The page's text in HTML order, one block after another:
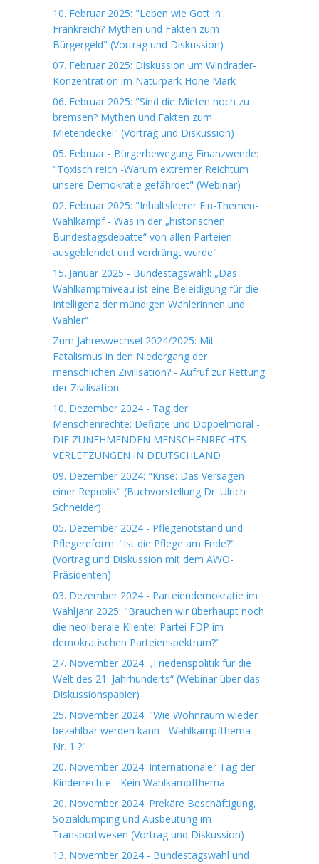
10. Februar 2025: "Leben wie Gott in
Frankreich? Mythen und Fakten zum
Bürgergeld" (Vortrag und Diskussion)
07. Februar 2025: Diskussion um Windräder-
Konzentration im Naturpark Hohe Mark
06. Februar 2025: "Sind die Mieten noch zu
bremsen? Mythen und Fakten zum
Mietendeckel" (Vortrag und Diskussion)
05. Februar - Bürgerbewegung Finanzwende:
"Toxisch reich -Warum extremer Reichtum
unsere Demokratie gefährdet" (Webinar)
02. Februar 2025: "Inhaltsleerer Ein-Themen-
Wahlkampf - Was in der „historischen
Bundestagsdebatte“ von allen Parteien
ausgeblendet und verdrängt wurde"
15. Januar 2025 - Bundestagswahl: „Das
Wahlkampfniveau ist eine Beleidigung für die
Intelligenz der mündigen Wählerinnen und
Wähler“
Zum Jahreswechsel 2024/2025: Mit
Fatalismus in den Niedergang der
menschlichen Zivilisation? - Aufruf zur Rettung
der Zivilisation
10. Dezember 2024 - Tag der
Menschenrechte: Defizite und Doppelmoral -
DIE ZUNEHMENDEN MENSCHENRECHTS-
VERLETZUNGEN IN DEUTSCHLAND
09. Dezember 2024: "Krise: Das Versagen
einer Republik" (Buchvorstellung Dr. Ulrich
Schneider)
05. Dezember 2024 - Pflegenotstand und
Pflegereform: "Ist die Pflege am Ende?"
(Vortrag und Diskussion mit dem AWO-
Präsidenten)
03. Dezember 2024 - Parteiendemokratie im
Wahljahr 2025: "Brauchen wir überhaupt noch
die neoliberale Klientel-Partei FDP im
demokratischen Parteienspektrum?"
27. November 2024: „Friedenspolitik für die
Welt des 21. Jahrhunderts“ (Webinar über das
Diskussionspapier)
25. November 2024: "Wie Wohnraum wieder
bezahlbar werden kann - Wahlkampfthema
Nr. 1 ?"
20. November 2024: Internationaler Tag der
Kinderrechte - Kein Wahlkampfthema
20. November 2024: Prekäre Beschäftigung,
Sozialdumping und Ausbeutung im
Transportwesen (Vortrag und Diskussion)
13. November 2024 - Bundestagswahl und